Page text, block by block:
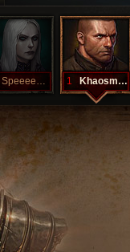
Speeeeeeeeed 1 Khaosmosis